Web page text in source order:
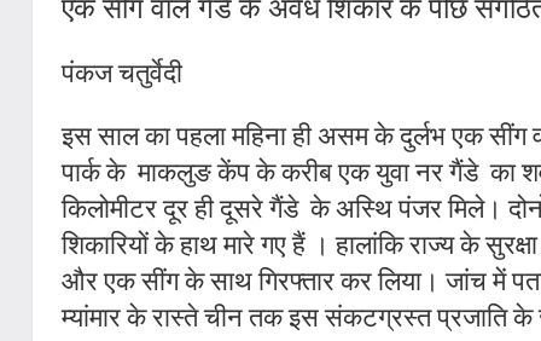
पंकज चतुर्वेदी
इस साल का पहला महिना ही असम के दुर्लभ एक सींग
पार्क के माकलुङ केंप के करीब एक युवा नर गैंडे का
किलोमीटर दूर ही दूसरे गैंडे के अस्थि पंजर मिले।
शिकारियों के हाथ मारे गए हैं । हालांकि राज्य के
और एक सींग के साथ गिरफ्तार कर लिया। जांच में
म्यांमार के रास्ते चीन तक इस संकटग्रस्त प्रजाति